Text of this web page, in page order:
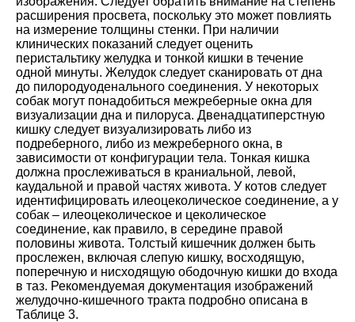
расширения просвета, поскольку это может повлиять
на измерение толщины стенки. При наличии
клинических показаний следует оценить
перистальтику желудка и тонкой кишки в течение
одной минуты. Желудок следует сканировать от дна
до пилородуоденального соединения. У некоторых
собак могут понадобиться межреберные окна для
визуализации дна и пилоруса. Двенадцатиперстную
кишку следует визуализировать либо из
подреберного, либо из межреберного окна, в
зависимости от конфигурации тела. Тонкая кишка
должна прослеживаться в краниальной, левой,
каудальной и правой частях живота. У котов следует
идентифицировать илеоцеколическое соединение, а у
собак – илеоцеколическое и цеколическое
соединение, как правило, в середине правой
половины живота. Толстый кишечник должен быть
прослежен, включая слепую кишку, восходящую,
поперечную и нисходящую ободочную кишки до входа
в таз. Рекомендуемая документация изображений
желудочно-кишечного тракта подробно описана в
Таблице 3.